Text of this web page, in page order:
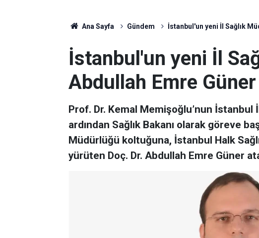
Ana Sayfa Gündem İstanbul'un yeni İl Sağlık
İstanbul'un yeni İl
Abdullah Emre
Prof. Dr. Kemal Memişoğlu’nun İstanbul
ardından Sağlık Bakanı olarak göreve
Müdürlüğü koltuğuna, İstanbul Halk
yürüten Doç. Dr. Abdullah Emre Güner